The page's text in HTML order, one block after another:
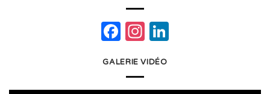
Facebook
Instagram
GALERIE VIDÉO